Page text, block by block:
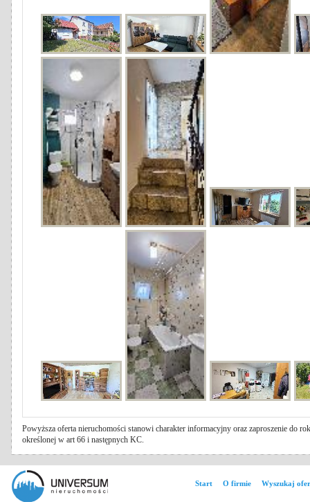
Powyższa oferta nieruchomości stanowi charakter informacyjny oraz zaproszenie do
określonej w art 66 i następnych KC.
Start O firmie Wyszukaj